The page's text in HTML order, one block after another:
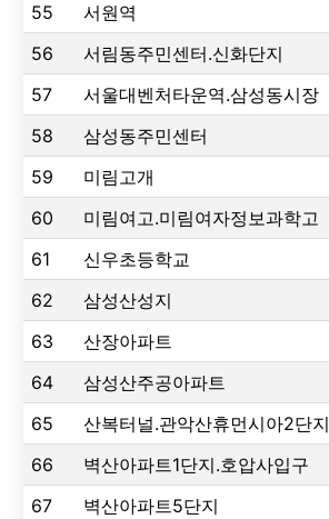
55
서원역
56
서림동주민센터.신화단지
57
서울대벤처타운역.삼성동시장
58
삼성동주민센터
59
미림고개
60
미림여고.미림여자정보과학고
61
신우초등학교
62
삼성산성지
63
산장아파트
64
삼성산주공아파트
65
산복터널.관악산휴먼시아2단지
66
벽산아파트1단지.호압사입구
67
벽산아파트5단지